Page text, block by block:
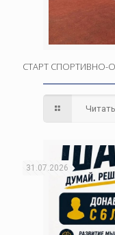
СТАРТ СПОРТИВНО-
31.07.2026